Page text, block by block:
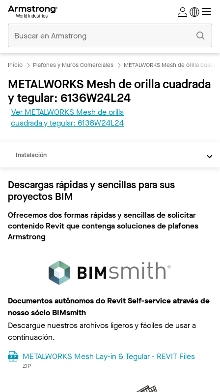
Comerciales
Inicio
Inicio Plafones y Muros Comerciales METALWORKS Mesh de orilla
METALWORKS Mesh de orilla cuadrada
y tegular: 6136W24L24
Ver METALWORKS Mesh de orilla
cuadrada y tegular: 6136W24L24
REVIT
Instalación
Descargas rápidas y sencillas para sus
proyectos BIM
Ofrecemos dos formas rápidas y sencillas de solicitar
contenido Revit que contenga soluciones de plafones
Armstrong
Documentos autônomos do Revit Self-service através de
nosso sócio BIMsmith
Descargue nuestros archivos ligeros y fáciles de usar a
continuación.
METALWORKS Mesh Lay-in & Tegular - REVIT Files
ZIP